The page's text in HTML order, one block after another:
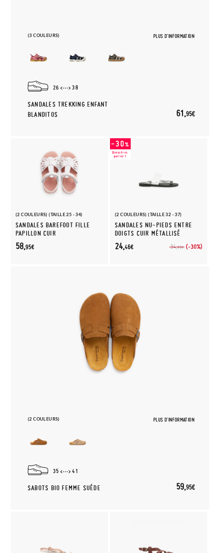
(3 COULEURS) PLUS D'INFORMATION
26 38
SANDALES TREKKING ENFANT
BLANDITOS
61,95€
(2 COULEURS) (TAILLE 25 - 34)
SANDALES BAREFOOT FILLE
PAPILLON CUIR
58,95€
(2 COULEURS) (TAILLE 32 - 37)
SANDALES NU-PIEDS ENTRE
DOIGTS CUIR MÉTALLISÉ
34,95€ (-30%)
24,46€
(2 COULEURS) PLUS D'INFORMATION
35 41
SABOTS BIO FEMME SUÉDE 59,95€